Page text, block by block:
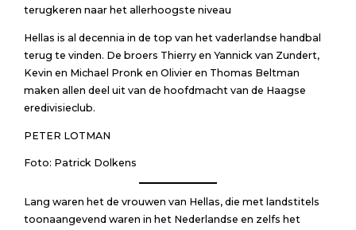
terugkeren naar het allerhoogste niveau
Hellas is al decennia in de top van het vaderlandse handbal
terug te vinden. De broers Thierry en Yannick van Zundert,
Kevin en Michael Pronk en Olivier en Thomas Beltman
maken allen deel uit van de hoofdmacht van de Haagse
eredivisieclub.
PETER LOTMAN
Foto: Patrick Dolkens
Lang waren het de vrouwen van Hellas, die met landstitels
toonaangevend waren in het Nederlandse en zelfs het